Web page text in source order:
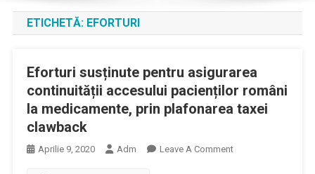
ETICHETĂ: EFORTURI
Eforturi susținute pentru asigurarea
continuității accesului pacienților români
la medicamente, prin plafonarea taxei
clawback
Aprilie 9, 2020 Adm Leave A CommentOn